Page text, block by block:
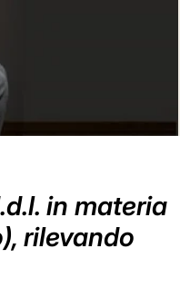
in materia
rilevando